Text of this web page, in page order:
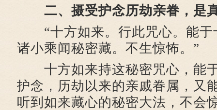
二、摄受护念历劫亲眷，是
“十方如来。行此咒心。能于
诸小乘闻秘密藏。不生惊怖。”
十方如来持这秘密咒心，能
护念，历劫以来的亲戚眷属，又
听到如来藏心的秘密大法，不会